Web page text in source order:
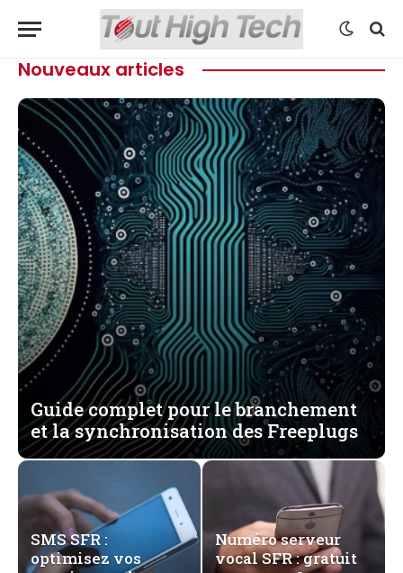
Nouveaux articles
Guide complet pour le branchement
et la synchronisation des Freeplugs
SMS SFR :
optimisez vos
Numéro serveur
vocal SFR : gratuit